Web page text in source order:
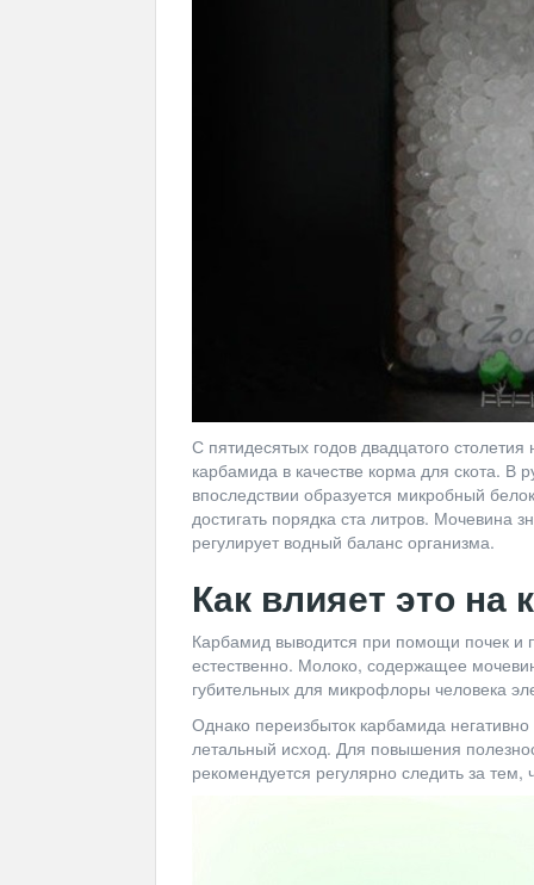
С пятидесятых годов двадцатого
карбамида в качестве корма для скота. В
впоследствии образуется микробный
достигать порядка ста литров. Мочевина
регулирует водный баланс организма.
Как влияет это на
Карбамид выводится при помощи почек и
естественно. Молоко, содержащее
губительных для микрофлоры человека
Однако переизбыток карбамида
летальный исход. Для повышения
рекомендуется регулярно следить за